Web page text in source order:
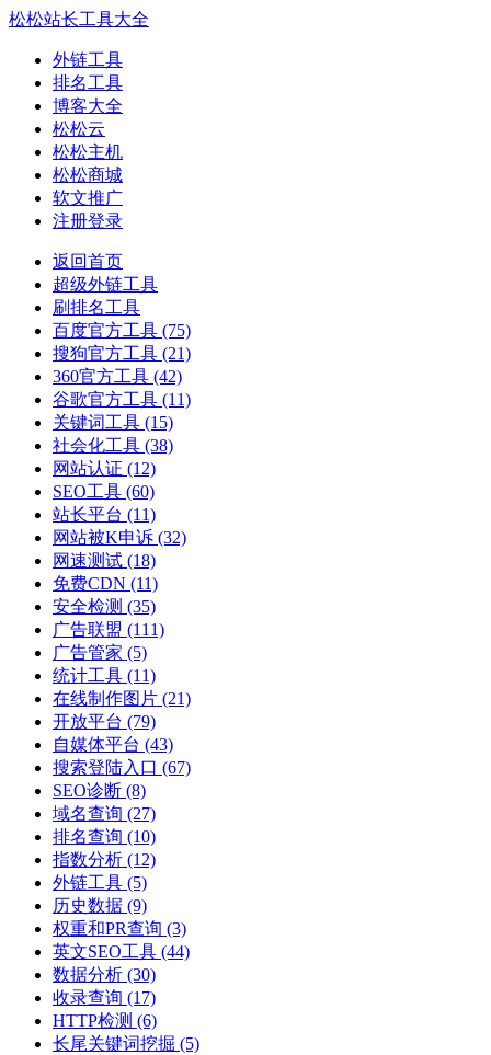
松松站长工具大全
外链工具
排名工具
博客大全
松松云
松松主机
松松商城
软文推广
注册登录
返回首页
超级外链工具
刷排名工具
百度官方工具 (75)
搜狗官方工具 (21)
360官方工具 (42)
谷歌官方工具 (11)
关键词工具 (15)
社会化工具 (38)
网站认证 (12)
SEO工具 (60)
站长平台 (11)
网站被K申诉 (32)
网速测试 (18)
免费CDN (11)
安全检测 (35)
广告联盟 (111)
广告管家 (5)
统计工具 (11)
在线制作图片 (21)
开放平台 (79)
自媒体平台 (43)
搜索登陆入口 (67)
SEO诊断 (8)
域名查询 (27)
排名查询 (10)
指数分析 (12)
外链工具 (5)
历史数据 (9)
权重和PR查询 (3)
英文SEO工具 (44)
数据分析 (30)
收录查询 (17)
HTTP检测 (6)
长尾关键词挖掘 (5)